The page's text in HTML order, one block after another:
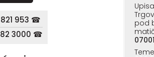
953 ☎
3000 ☎
pod